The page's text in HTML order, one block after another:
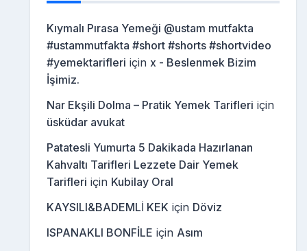
Kıymalı Pırasa Yemeği @ustam mutfakta
#ustammutfakta #short #shorts #shortvideo
#yemektarifleri için x - Beslenmek Bizim
İşimiz.
Nar Ekşili Dolma – Pratik Yemek Tarifleri için
üsküdar avukat
Patatesli Yumurta 5 Dakikada Hazırlanan
Kahvaltı Tarifleri Lezzete Dair Yemek
Tarifleri için Kubilay Oral
KAYSILI&BADEMLİ KEK için Döviz
ISPANAKLI BONFİLE için Asım